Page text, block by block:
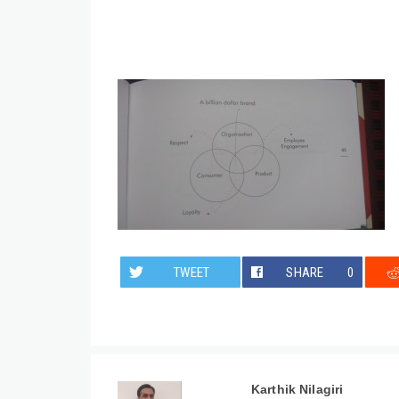
TWEET SHARE 0
Karthik Nilagiri